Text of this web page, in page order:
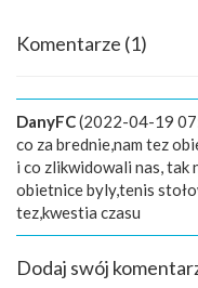
Komentarze (1)
DanyFC(2022-04-19
co za brednie,nam tez
i co zlikwidowali nas, tak
obietnice byly,tenis
tez,kwestia czasu
Dodaj swój